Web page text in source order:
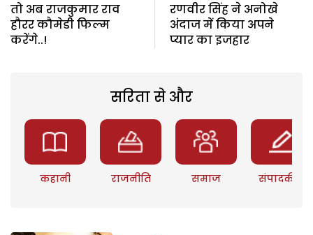
तो अब राजकुमार राव
हौरर कौमेडी फिल्म
करेंगे..!
रणवीर सिंह ने अनोखे
अंदाज में किया अपने
प्यार का इजहार
सरिता से और
कहानी राजनीति समाज संपादकीय